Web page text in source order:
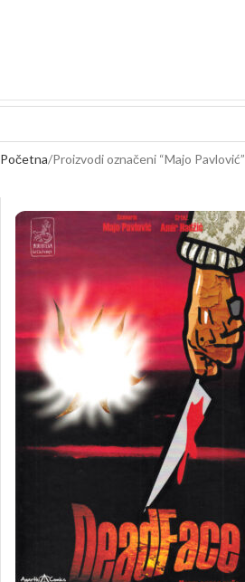
Početna Proizvodi označeni “Majo Pavlović”